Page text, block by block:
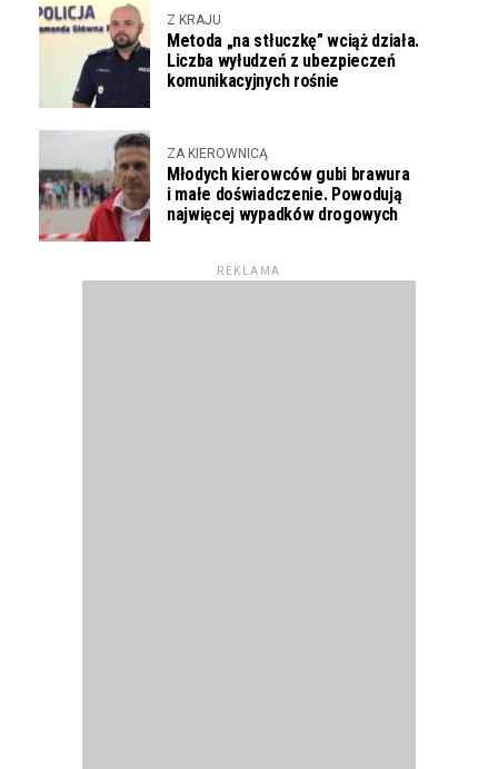
Z KRAJU
Metoda „na stłuczkę” wciąż działa.
Liczba wyłudzeń z ubezpieczeń
komunikacyjnych rośnie
ZA KIEROWNICĄ
Młodych kierowców gubi brawura
i małe doświadczenie. Powodują
najwięcej wypadków drogowych
REKLAMA